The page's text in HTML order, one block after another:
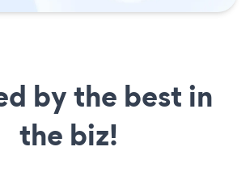
by the best in
the biz!